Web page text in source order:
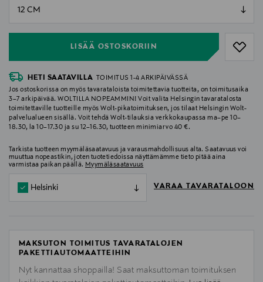
LISÄÄ OSTOSKORIIN
HETI SAATAVILLA
TOIMITUS 1-4 ARKIPÄIVÄSSÄ
Jos ostoskorissa on myös tavarataloista toimitettavia tuotteita, on toimitusaika
3–7 arkipäivää. WOLTILLA NOPEAMMIN! Voit valita Helsingin tavaratalosta
toimitettaville tuotteille myös Wolt-pikatoimituksen, jos tilaat Helsingin Wolt-
palvelualueen sisällä. Voit tehdä Wolt-tilauksia verkkokaupassa ma–pe 10–
18.30, la 10–17.30 ja su 12–16.30, tuotteen minimiarvo 40 €.
Tarkista tuotteen myymäläsaatavuus ja varausmahdollisuus alta. Saatavuus voi
muuttua nopeastikin, joten tuotetiedoissa näyttämämme tieto pitää aina
varmistaa paikan päällä. Myymäläsaatavuus
Helsinki VARAA TAVARATALOON
MAKSUTON TOIMITUS TAVARATALOJEN
PAKETTIAUTOMAATTEIHIN
Nyt kannattaa shoppailla! Saat maksuttoman toimituksen